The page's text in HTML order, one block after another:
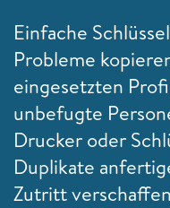
Einfache
Probleme
eingesetzten
unbefugte
Drucker oder
Duplikate
Zutritt